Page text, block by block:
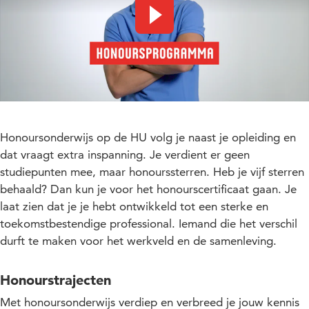
Video afspelen
Honoursonderwijs op de HU volg je naast je opleiding en
dat vraagt extra inspanning. Je verdient er geen
studiepunten mee, maar honourssterren. Heb je vijf sterren
behaald? Dan kun je voor het honourscertificaat gaan. Je
laat zien dat je je hebt ontwikkeld tot een sterke en
toekomstbestendige professional. Iemand die het verschil
durft te maken voor het werkveld en de samenleving.
Honourstrajecten
Met honoursonderwijs verdiep en verbreed je jouw kennis